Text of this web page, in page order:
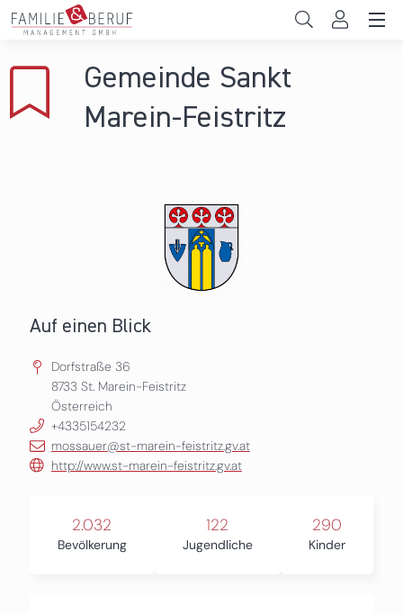
Direkt zum Inhalt
Gemeinden
Gemeinde Sankt
Marein-Feistritz
Auf einen Blick
Dorfstraße 36
8733 St. Marein-Feistritz
Österreich
+4335154232
mossauer@st-marein-feistritz.gv.at
http://www.st-marein-feistritz.gv.at
2.032
Bevölkerung
122
Jugendliche
290
Kinder